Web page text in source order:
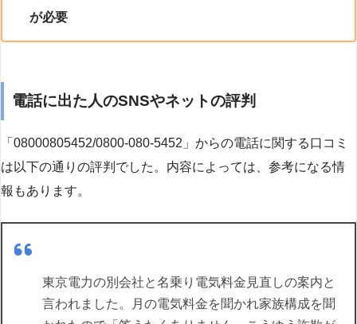
が必要
電話に出た人のSNSやネットの評判
「08000805452/0800-080-5452」からの電話に関する口コミ
は以下の通りの評判でした。内容によっては、参考になる情
報もあります。
東京電力の別会社と名乗り電気料金見直しの案内と
言われました。月の電気料金を聞かれ家族構成を聞